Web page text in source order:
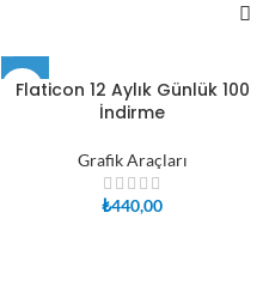
Flaticon 12 Aylık Günlük 100
İndirme
Grafik Araçları
₺440,00